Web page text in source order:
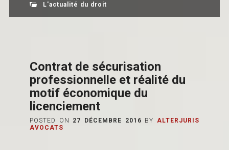
L'actualité du droit
Contrat de sécurisation
professionnelle et réalité du
motif économique du
licenciement
POSTED ON 27 DÉCEMBRE 2016 BY ALTERJURIS
AVOCATS